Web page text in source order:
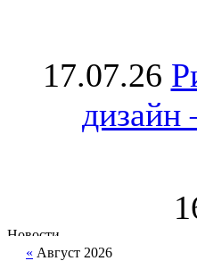
17.07.26
« Август 2026